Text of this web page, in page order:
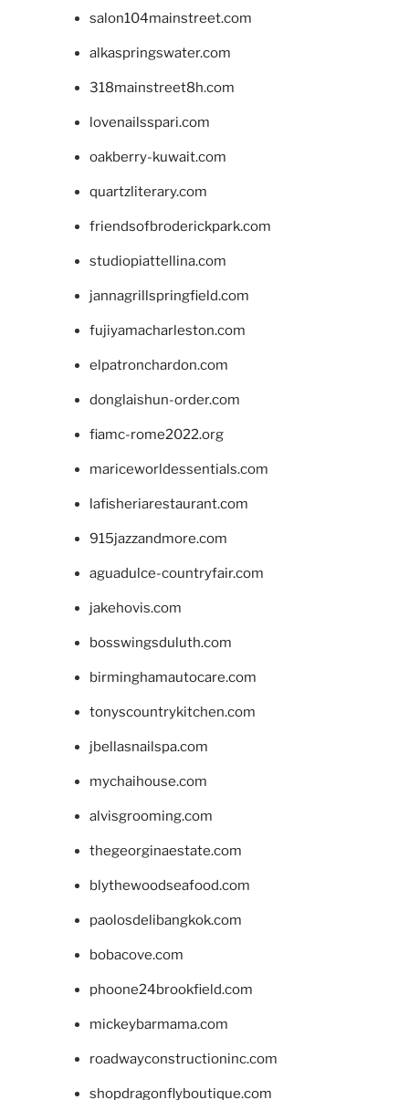
salon104mainstreet.com
alkaspringswater.com
318mainstreet8h.com
lovenailsspari.com
oakberry-kuwait.com
quartzliterary.com
friendsofbroderickpark.com
studiopiattellina.com
jannagrillspringfield.com
fujiyamacharleston.com
elpatronchardon.com
donglaishun-order.com
fiamc-rome2022.org
mariceworldessentials.com
lafisheriarestaurant.com
915jazzandmore.com
aguadulce-countryfair.com
jakehovis.com
bosswingsduluth.com
birminghamautocare.com
tonyscountrykitchen.com
jbellasnailspa.com
mychaihouse.com
alvisgrooming.com
thegeorginaestate.com
blythewoodseafood.com
paolosdelibangkok.com
bobacove.com
phoone24brookfield.com
mickeybarmama.com
roadwayconstructioninc.com
shopdragonflyboutique.com